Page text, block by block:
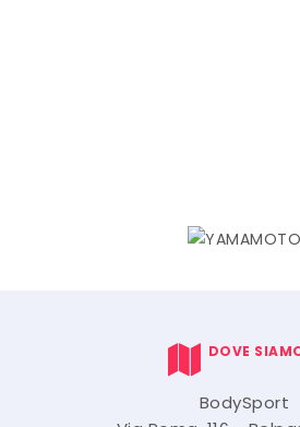
DOVE
BodySport